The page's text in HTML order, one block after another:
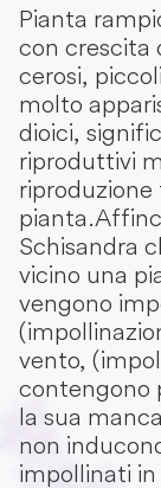
Pianta
con crescita
cerosi,
molto
dioici,
riproduttivi
riproduzione
pianta.
Schisandra
vicino una
vengono
vento,
contengono
la sua
non
impollinati